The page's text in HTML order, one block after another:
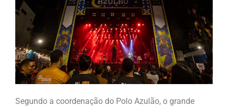
Segundo a coordenação do Polo Azulão, o grande